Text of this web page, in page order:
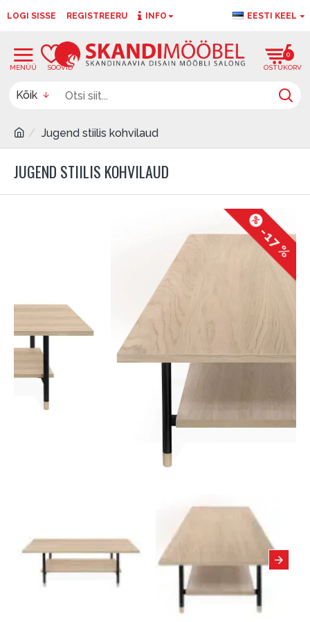
LOGI SISSE REGISTREERU INFO EESTI KEEL
0
Kõik
Jugend stiilis kohvilaud
JUGEND STIILIS KOHVILAUD
-17 %